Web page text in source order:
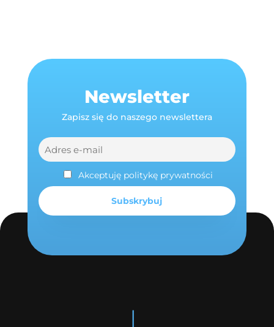
Newsletter
Zapisz się do naszego newslettera
Akceptuję politykę prywatności